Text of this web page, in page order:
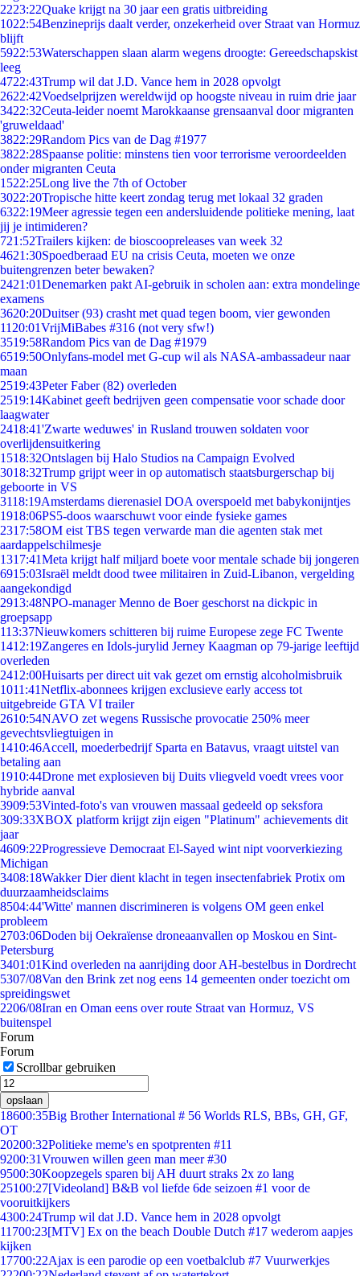
2223:22Quake krijgt na 30 jaar een gratis uitbreiding
1022:54Benzineprijs daalt verder, onzekerheid over Straat van Hormuz
blijft
5922:53Waterschappen slaan alarm wegens droogte: Gereedschapskist
leeg
4722:43Trump wil dat J.D. Vance hem in 2028 opvolgt
2622:42Voedselprijzen wereldwijd op hoogste niveau in ruim drie jaar
3422:32Ceuta-leider noemt Marokkaanse grensaanval door migranten
'gruweldaad'
3822:29Random Pics van de Dag #1977
3822:28Spaanse politie: minstens tien voor terrorisme veroordeelden
onder migranten Ceuta
1522:25Long live the 7th of October
3022:20Tropische hitte keert zondag terug met lokaal 32 graden
6322:19Meer agressie tegen een andersluidende politieke mening, laat
jij je intimideren?
721:52Trailers kijken: de bioscoopreleases van week 32
4621:30Spoedberaad EU na crisis Ceuta, moeten we onze
buitengrenzen beter bewaken?
2421:01Denemarken pakt AI-gebruik in scholen aan: extra mondelinge
examens
3620:20Duitser (93) crasht met quad tegen boom, vier gewonden
11 20:01VrijMiBabes #316 (not very sfw!)
3519:58Random Pics van de Dag #1979
6519:50Onlyfans-model met G-cup wil als NASA-ambassadeur naar
maan
2519:43Peter Faber (82) overleden
2519:14Kabinet geeft bedrijven geen compensatie voor schade door
laagwater
2418:41'Zwarte weduwes' in Rusland trouwen soldaten voor
overlijdensuitkering
1518:32Ontslagen bij Halo Studios na Campaign Evolved
3018:32Trump grijpt weer in op automatisch staatsburgerschap bij
geboorte in VS
3118:19Amsterdams dierenasiel DOA overspoeld met babykonijntjes
1918:06PS5-doos waarschuwt voor einde fysieke games
2317:58OM eist TBS tegen verwarde man die agenten stak met
aardappelschilmesje
1317:41Meta krijgt half miljard boete voor mentale schade bij jongeren
6915:03Israël meldt dood twee militairen in Zuid-Libanon, vergelding
aangekondigd
2913:48NPO-manager Menno de Boer geschorst na dickpic in
groepsapp
113:37Nieuwkomers schitteren bij ruime Europese zege FC Twente
1412:19Zangeres en Idols-jurylid Jerney Kaagman op 79-jarige leeftijd
overleden
2412:00Huisarts per direct uit vak gezet om ernstig alcoholmisbruik
1011:41Netflix-abonnees krijgen exclusieve early access tot
uitgebreide GTA VI trailer
2610:54NAVO zet wegens Russische provocatie 250% meer
gevechtsvliegtuigen in
1410:46Accell, moederbedrijf Sparta en Batavus, vraagt uitstel van
betaling aan
1910:44Drone met explosieven bij Duits vliegveld voedt vrees voor
hybride aanval
3909:53Vinted-foto's van vrouwen massaal gedeeld op seksfora
309:33XBOX platform krijgt zijn eigen "Platinum" achievements dit
jaar
4609:22Progressieve Democraat El-Sayed wint nipt voorverkiezing
Michigan
3408:18Wakker Dier dient klacht in tegen insectenfabriek Protix om
duurzaamheidsclaims
8504:44'Witte' mannen discrimineren is volgens OM geen enkel
probleem
2703:06Doden bij Oekraïense droneaanvallen op Moskou en Sint-
Petersburg
3401:01Kind overleden na aanrijding door AH-bestelbus in Dordrecht
5307/08Van den Brink zet nog eens 14 gemeenten onder toezicht om
spreidingswet
2206/08Iran en Oman eens over route Straat van Hormuz, VS
buitenspel
Forum
Forum
Scrollbar gebruiken
opslaan
18600:35Big Brother International # 56 Worlds RLS, BBs, GH, GF,
OT
20200:32Politieke meme's en spotprenten #11
9200:31Vrouwen willen geen man meer #30
9500:30Koopzegels sparen bij AH duurt straks 2x zo lang
25100:27[Videoland] B&B vol liefde 6de seizoen #1 voor de
vooruitkijkers
4300:24Trump wil dat J.D. Vance hem in 2028 opvolgt
11700:23[MTV] Ex on the beach Double Dutch #17 wederom aapjes
kijken
17700:22Ajax is een parodie op een voetbalclub #7 Vuurwerkjes